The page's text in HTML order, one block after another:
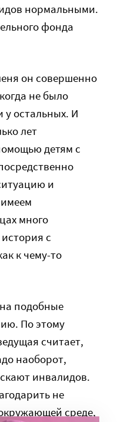
нормальными.
фонда
он совершенно
не было
у остальных. И
лет
детям с
и
много
с
к чему-то
подобные
По этому
считает,
наоборот,
инвалидов.
не
среде,